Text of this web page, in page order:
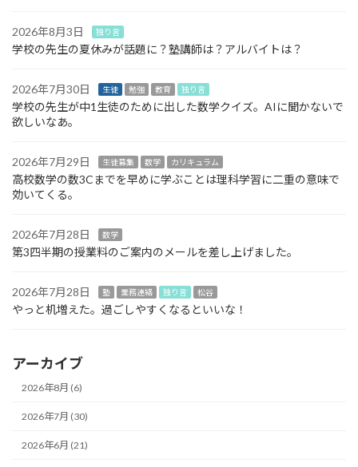
2026年8月3日 独り言
学校の先生の夏休みが話題に？塾講師は？アルバイトは？
2026年7月30日 生徒 勉強 教育 独り言
学校の先生が中1生徒のために出した数学クイズ。AIに聞かないで
欲しいなあ。
2026年7月29日 生徒募集 数学 カリキュラム
高校数学の数3Cまでを早めに学ぶことは理科学習に二重の意味で
効いてくる。
2026年7月28日 数学
第3四半期の授業料のご案内のメールを差し上げました。
2026年7月28日 塾 業務連絡 独り言 松谷
やっと机増えた。過ごしやすくなるといいな！
アーカイブ
2026年8月 (6)
2026年7月 (30)
2026年6月 (21)